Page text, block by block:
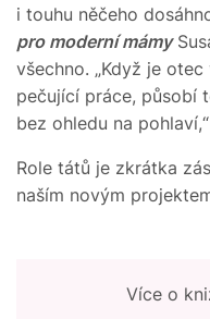
i touhu něčeho
pro moderní mámy
všechno. „Když je
pečující práce, působí
bez ohledu na
Role tátů je zkrátka
naším novým
Více o